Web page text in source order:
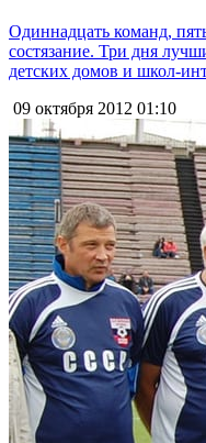
Одиннадцать команд,
состязание. Три дня
детских домов и школ-
09 октября 2012 01:10